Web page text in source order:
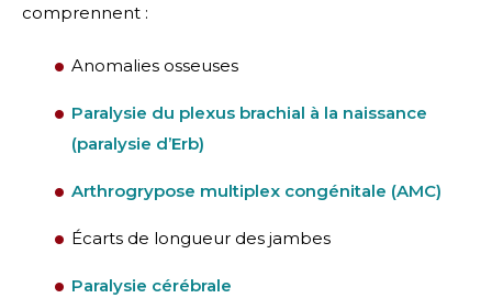
comprennent :
Anomalies osseuses
Paralysie du plexus brachial à la naissance
(paralysie d’Erb)
Arthrogrypose multiplex congénitale (AMC)
Écarts de longueur des jambes
Paralysie cérébrale